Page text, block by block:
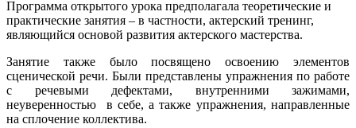
Программа открытого урока предполагала теоретические и
практические занятия – в частности, актерский тренинг,
являющийся основой развития актерского мастерства.
Занятие также было посвящено освоению элементов
сценической речи. Были представлены упражнения по работе
с речевыми дефектами, внутренними зажимами,
неуверенностью в себе, а также упражнения, направленные
на сплочение коллектива.